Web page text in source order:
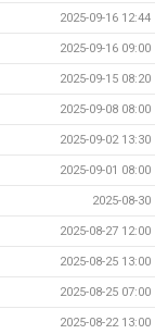
2025-09-16 12:44
2025-09-16 09:00
2025-09-15 08:20
2025-09-08 08:00
2025-09-02 13:30
2025-09-01 08:00
2025-08-30
2025-08-27 12:00
2025-08-25 13:00
2025-08-25 07:00
2025-08-22 13:00